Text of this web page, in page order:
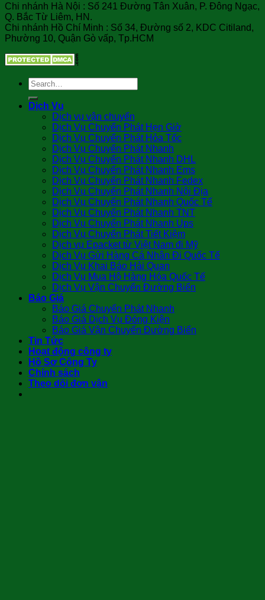
Chi nhánh Hà Nội : Số 241 Đường Tân Xuân, P. Đông Ngạc,
Q. Bắc Từ Liêm, HN.
Chi nhánh Hồ Chí Minh : Số 34, Đường số 2, KDC Citiland,
Phường 10, Quận Gò vấp, Tp.HCM
Dịch Vụ
Dịch vụ vận chuyển
Dịch Vụ Chuyển Phát Hẹn Giờ
Dịch Vụ Chuyển Phát Hỏa Tốc
Dịch Vụ Chuyển Phát Nhanh
Dịch Vụ Chuyển Phát Nhanh DHL
Dịch Vụ Chuyển Phát Nhanh Ems
Dịch Vụ Chuyển Phát Nhanh Fedex
Dịch Vụ Chuyển Phát Nhanh Nội Địa
Dịch Vụ Chuyển Phát Nhanh Quốc Tế
Dịch Vụ Chuyển Phát Nhanh TNT
Dịch Vụ Chuyển Phát Nhanh Ups
Dịch Vụ Chuyển Phát Tiết Kiệm
Dịch vụ Epacket từ Việt Nam đi Mỹ
Dịch Vụ Gửi Hàng Cá Nhân Đi Quốc Tế
Dịch Vụ Khai Báo Hải Quan
Dịch Vụ Mua Hộ Hàng Hóa Quốc Tế
Dịch Vụ Vận Chuyển Đường Biển
Báo Giá
Báo Giá Chuyển Phát Nhanh
Báo Giá Dịch Vụ Đóng Kiện
Báo Giá Vận Chuyển Đường Biển
Tin Tức
Hoạt động công ty
Hồ Sơ Công Ty
Chính sách
Theo dõi đơn vận